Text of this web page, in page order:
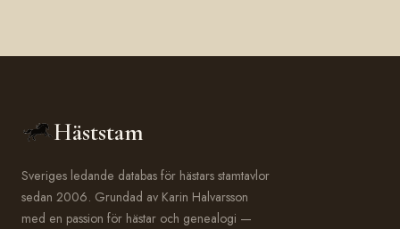
Häststam
Sveriges ledande databas för hästars stamtavlor
sedan 2006. Grundad av Karin Halvarsson
med en passion för hästar och genealogi —